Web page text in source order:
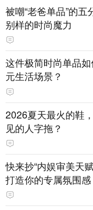
被嘲“老爸单品”的
别样的时尚魔力
这件极简时尚单品
元生活场景？
2026夏天最火的鞋
见的人字拖？
快来抄“内娱审美天
打造你的专属氛围感